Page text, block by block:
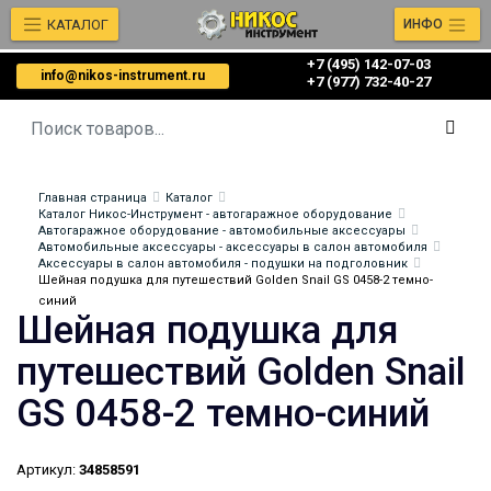
info@nikos-instrument.ru
+7 (495) 142-07-03
‎‎+7 (977) 732-40-27
КАТАЛОГ ИНФО
Главная страница
Каталог
Каталог Никос-Инструмент - автогаражное оборудование
Автогаражное оборудование - автомобильные аксессуары
Автомобильные аксессуары - аксессуары в салон автомобиля
Аксессуары в салон автомобиля - подушки на подголовник
Шейная подушка для путешествий Golden Snail GS 0458-2 темно-
синий
Шейная подушка для
путешествий Golden Snail
GS 0458-2 темно-синий
Артикул: 34858591